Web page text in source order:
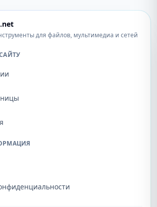
для файлов, мультимедиа и сетей